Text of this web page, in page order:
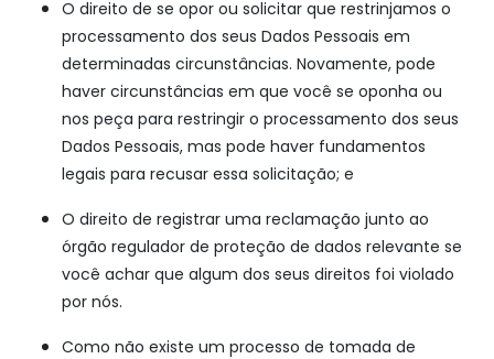
O direito de se opor ou solicitar que restrinjamos o
processamento dos seus Dados Pessoais em
determinadas circunstâncias. Novamente, pode
haver circunstâncias em que você se oponha ou
nos peça para restringir o processamento dos seus
Dados Pessoais, mas pode haver fundamentos
legais para recusar essa solicitação; e
O direito de registrar uma reclamação junto ao
órgão regulador de proteção de dados relevante se
você achar que algum dos seus direitos foi violado
por nós.
Como não existe um processo de tomada de